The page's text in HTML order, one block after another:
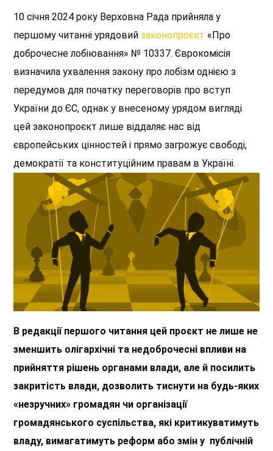
10 січня 2024 року Верховна Рада прийняла у
першому читанні урядовий законопроєкт «Про
доброчесне лобіювання» № 10337. Єврокомісія
визначила ухвалення закону про лобізм однією з
передумов для початку переговорів про вступ
України до ЄС, однак у внесеному урядом вигляді
цей законопроєкт лише віддаляє нас від
європейських цінностей і прямо загрожує свободі,
демократії та конституційним правам в Україні.
В редакції першого читання цей проєкт не лише не
зменшить олігархічні та недоброчесні впливи на
прийняття рішень органами влади, але й посилить
закритість влади, дозволить тиснути на будь-яких
«незручних» громадян чи організації
громадянського суспільства, які критикуватимуть
владу, вимагатимуть реформ або змін у публічній